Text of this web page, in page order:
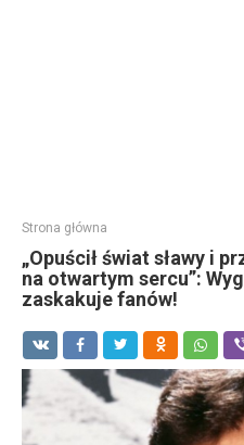
Strona główna
„Opuścił świat sławy i
na otwartym sercu”:
zaskakuje fanów!